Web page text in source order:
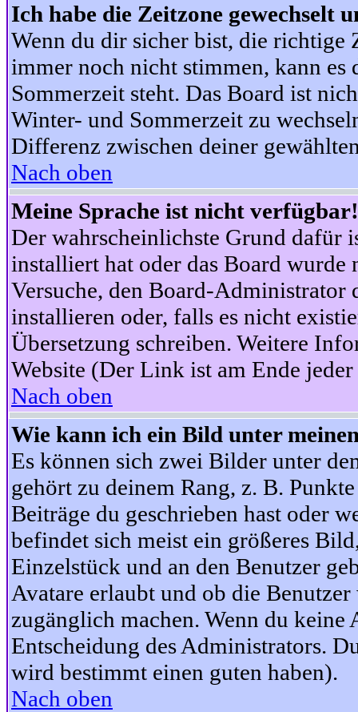
Ich habe die Zeitzone gewechselt
Wenn du dir sicher bist, die richtige
immer noch nicht stimmen, kann es
Sommerzeit steht. Das Board ist
Winter- und Sommerzeit zu
Differenz zwischen deiner
Nach oben
Meine Sprache ist nicht verfügbar!
Der wahrscheinlichste Grund dafür
installiert hat oder das Board wurde
Versuche, den Board-Administrator
installieren oder, falls es nicht
Übersetzung schreiben. Weitere
Website (Der Link ist am Ende jeder
Nach oben
Wie kann ich ein Bild unter
Es können sich zwei Bilder unter
gehört zu deinem Rang, z. B.
Beiträge du geschrieben hast oder
befindet sich meist ein größeres
Einzelstück und an den Benutzer
Avatare erlaubt und ob die
zugänglich machen. Wenn du keine
Entscheidung des Administrators.
wird bestimmt einen guten haben).
Nach oben